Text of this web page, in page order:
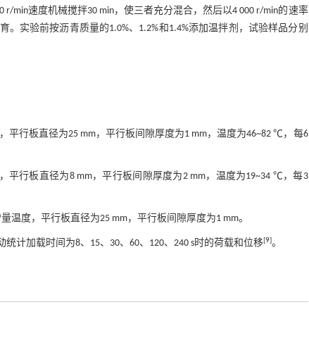
min速度机械搅拌30 min，使三者充分混合，然后以4 000 r/min的速率
实验前按沥青质量的1.0%、1.2%和1.4%添加温拌剂，试验样品分别
平行板直径为25 mm，平行板间隙厚度为1 mm，温度为46~82 ℃，每6
平行板直径为8 mm，平行板间隙厚度为2 mm，温度为19~34 ℃，每3
温度，平行板直径为25 mm，平行板间隙厚度为1 mm。
统计加载时间为8、15、30、60、120、240 s时的荷载和位移[9]。